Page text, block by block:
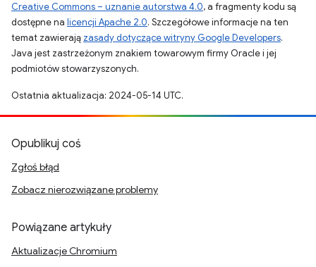
Creative Commons – uznanie autorstwa 4.0, a fragmenty kodu są
dostępne na licencji Apache 2.0. Szczegółowe informacje na ten
temat zawierają zasady dotyczące witryny Google Developers.
Java jest zastrzeżonym znakiem towarowym firmy Oracle i jej
podmiotów stowarzyszonych.
Ostatnia aktualizacja: 2024-05-14 UTC.
Opublikuj coś
Zgłoś błąd
Zobacz nierozwiązane problemy
Powiązane artykuły
Aktualizacje Chromium